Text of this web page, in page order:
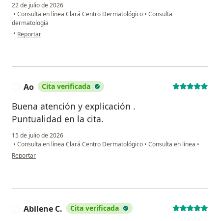
22 de julio de 2026
• Consulta en línea Clará Centro Dermatológico • Consulta
dermatología
• en opinión del usuario Fran
Reportar
Ao Cita verificada
Buena atención y explicación .
Puntualidad en la cita.
15 de julio de 2026
• Consulta en línea Clará Centro Dermatológico • Consulta en línea •
en opinión del usuario Ao
Reportar
Abilene C. Cita verificada